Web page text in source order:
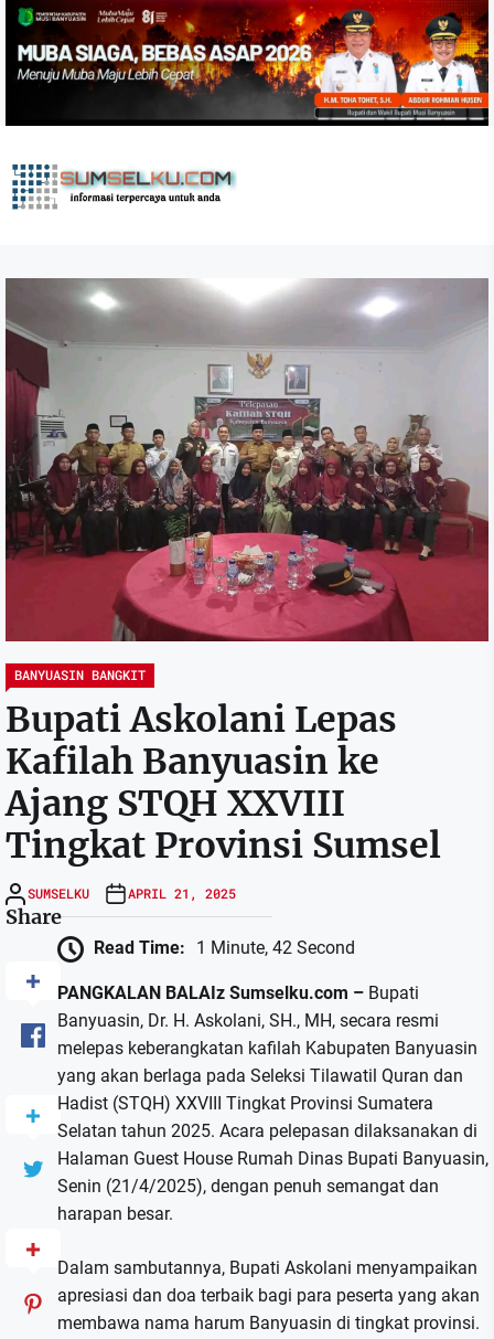
Skip
the
BANYUASIN BANGKIT
Bupati Askolani Lepas
Kafilah Banyuasin ke
Ajang STQH XXVIII
Tingkat Provinsi Sumsel
SUMSELKU APRIL 21, 2025
Share
Read Time: 1 Minute, 42 Second
PANGKALAN BALAIz Sumselku.com –Bupati
Banyuasin, Dr. H. Askolani, SH., MH, secara resmi
melepas keberangkatan kafilah Kabupaten Banyuasin
yang akan berlaga pada Seleksi Tilawatil Quran dan
Hadist (STQH) XXVIII Tingkat Provinsi Sumatera
Selatan tahun 2025. Acara pelepasan dilaksanakan di
Halaman Guest House Rumah Dinas Bupati Banyuasin,
Senin (21/4/2025), dengan penuh semangat dan
harapan besar.
Dalam sambutannya, Bupati Askolani menyampaikan
apresiasi dan doa terbaik bagi para peserta yang akan
membawa nama harum Banyuasin di tingkat provinsi.